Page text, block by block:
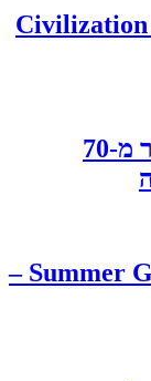
חברת 2K חשפה בטעות באנר ל- Civilization
Guerrilla Collective הציגה יותר מ-70
המדריך המלא ל-Summer Game Fest 2024 –